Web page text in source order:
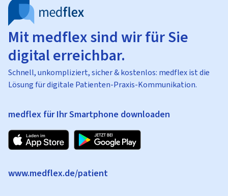
Mit medflex sind wir für Sie
digital erreichbar.
Schnell, unkompliziert, sicher & kostenlos: medflex ist die
Lösung für digitale Patienten-Praxis-Kommunikation.
medflex für Ihr Smartphone downloaden
www.medflex.de/patient